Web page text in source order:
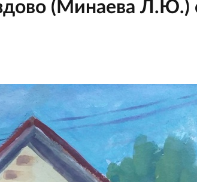
(Минаева Л.Ю.)